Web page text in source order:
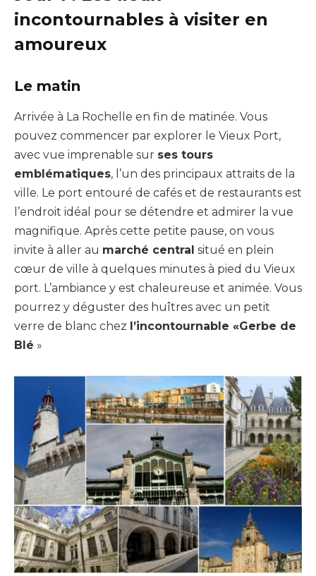
incontournables à visiter en
amoureux
Le matin
Arrivée à La Rochelle en fin de matinée. Vous
pouvez commencer par explorer le Vieux Port,
avec vue imprenable sur ses tours
emblématiques, l’un des principaux attraits de la
ville. Le port entouré de cafés et de restaurants est
l’endroit idéal pour se détendre et admirer la vue
magnifique. Après cette petite pause, on vous
invite à aller au marché central situé en plein
cœur de ville à quelques minutes à pied du Vieux
port. L’ambiance y est chaleureuse et animée. Vous
pourrez y déguster des huîtres avec un petit
verre de blanc chez l’incontournable «Gerbe de
Blé »